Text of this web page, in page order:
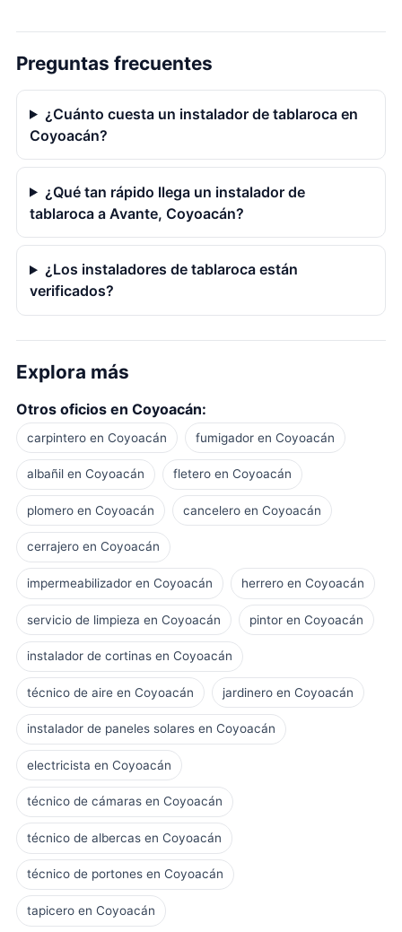
Preguntas frecuentes
¿Cuánto cuesta un instalador de tablaroca en
Coyoacán?
¿Qué tan rápido llega un instalador de
tablaroca a Avante, Coyoacán?
¿Los instaladores de tablaroca están
verificados?
Explora más
Otros oficios en Coyoacán:
carpintero en Coyoacán fumigador en Coyoacán
albañil en Coyoacán fletero en Coyoacán
plomero en Coyoacán cancelero en Coyoacán
cerrajero en Coyoacán
impermeabilizador en Coyoacán herrero en Coyoacán
servicio de limpieza en Coyoacán pintor en Coyoacán
instalador de cortinas en Coyoacán
técnico de aire en Coyoacán jardinero en Coyoacán
instalador de paneles solares en Coyoacán
electricista en Coyoacán
técnico de cámaras en Coyoacán
técnico de albercas en Coyoacán
técnico de portones en Coyoacán
tapicero en Coyoacán